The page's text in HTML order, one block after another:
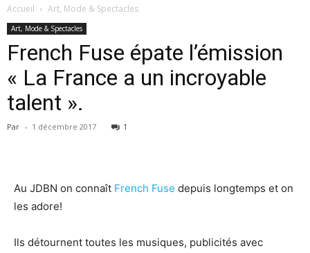
Accueil Art, Mode & Spectacles
Art, Mode & Spectacles
French Fuse épate l’émission
« La France a un incroyable
talent ».
Par - 1 décembre 2017 1
Au JDBN on connaît French Fuse depuis longtemps et on
les adore!
Ils détournent toutes les musiques, publicités avec